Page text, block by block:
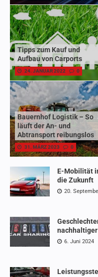
Tipps zum Kauf und
Aufbau von Carports
24. JANUAR 2022 0
Bauernhof Logistik – So
läuft der An- und
Abtransport reibungslos
31. MÄRZ 2023 0
E-Mobilität
die Zukunft
20.
6. Juni 2024